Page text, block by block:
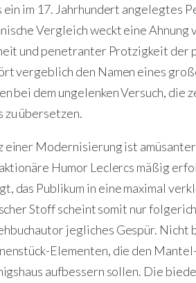
im 17. Jahrhundert angelegtes
Vergleich weckt eine Ahnung
und penetranter Protzigkeit der
vergeblich den Namen eines
bei dem ungelenken Versuch, die
übersetzen.
einer Modernisierung ist
Humor Leclercs mäßig
das Publikum in eine maximal
Stoff scheint somit nur
jegliches Gespür. Nicht
Elementen, die den
aufbessern sollen. Die